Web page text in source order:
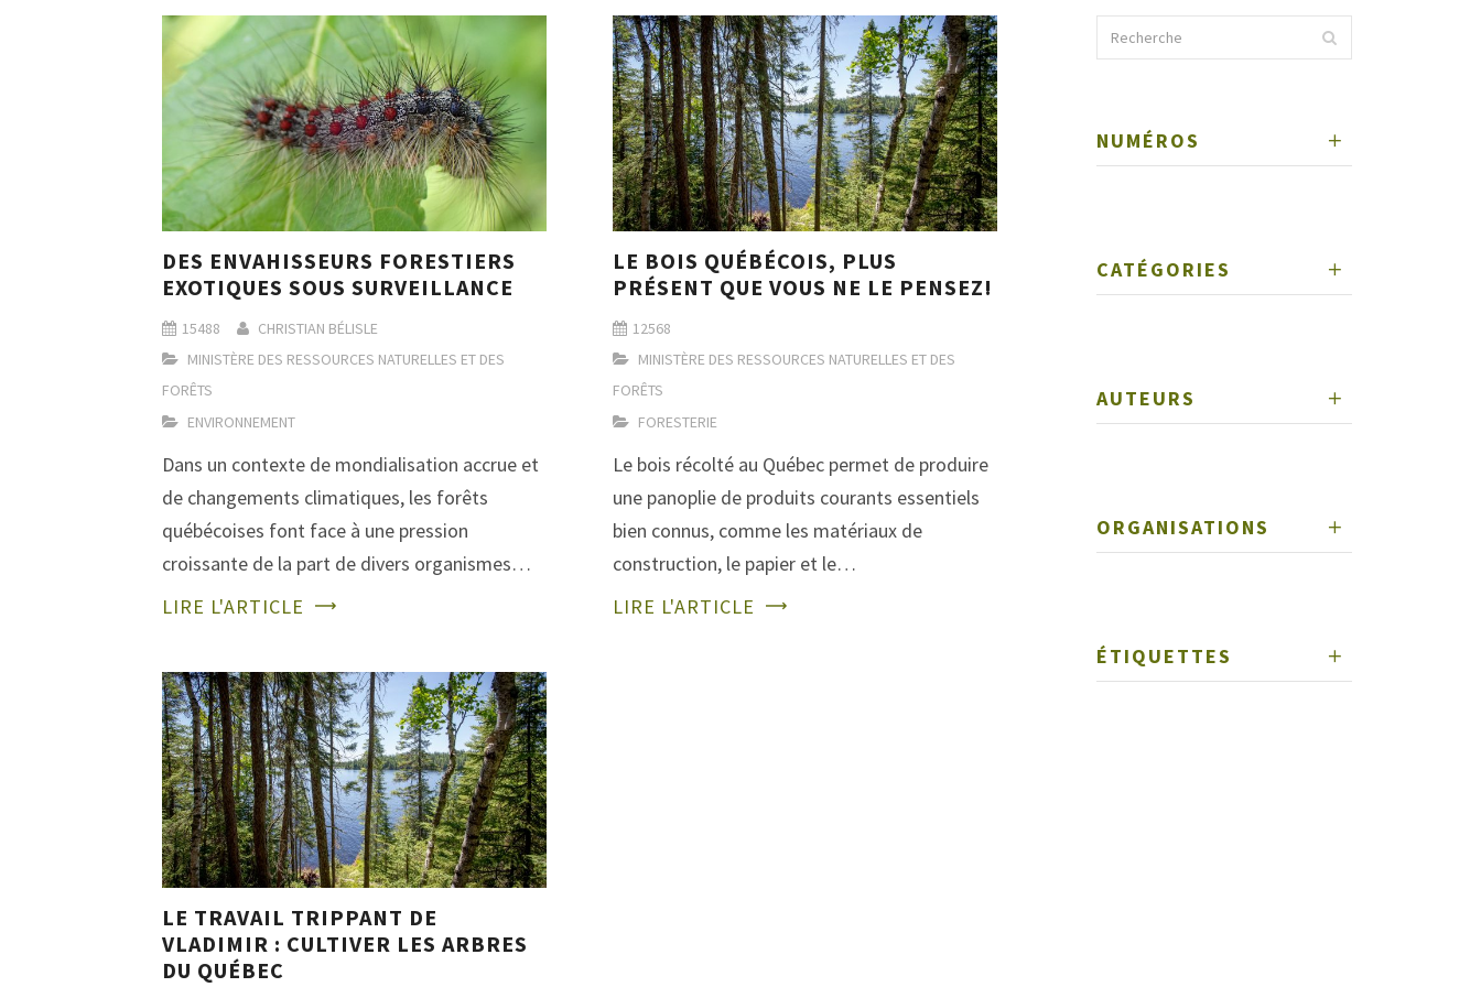
DES ENVAHISSEURS FORESTIERS
EXOTIQUES SOUS SURVEILLANCE
15488
CHRISTIAN BÉLISLE
MINISTÈRE DES RESSOURCES NATURELLES ET DES
FORÊTS
ENVIRONNEMENT
Dans un contexte de mondialisation accrue et
de changements climatiques, les forêts
québécoises font face à une pression
croissante de la part de divers organismes…
LIRE L'ARTICLE
LE BOIS QUÉBÉCOIS, PLUS
PRÉSENT QUE VOUS NE LE PENSEZ!
12568
MINISTÈRE DES RESSOURCES NATURELLES ET DES
FORÊTS
FORESTERIE
Le bois récolté au Québec permet de produire
une panoplie de produits courants essentiels
bien connus, comme les matériaux de
construction, le papier et le…
LIRE L'ARTICLE
LE TRAVAIL TRIPPANT DE
VLADIMIR : CULTIVER LES ARBRES
DU QUÉBEC
NUMÉROS
CATÉGORIES
AUTEURS
ORGANISATIONS
ÉTIQUETTES